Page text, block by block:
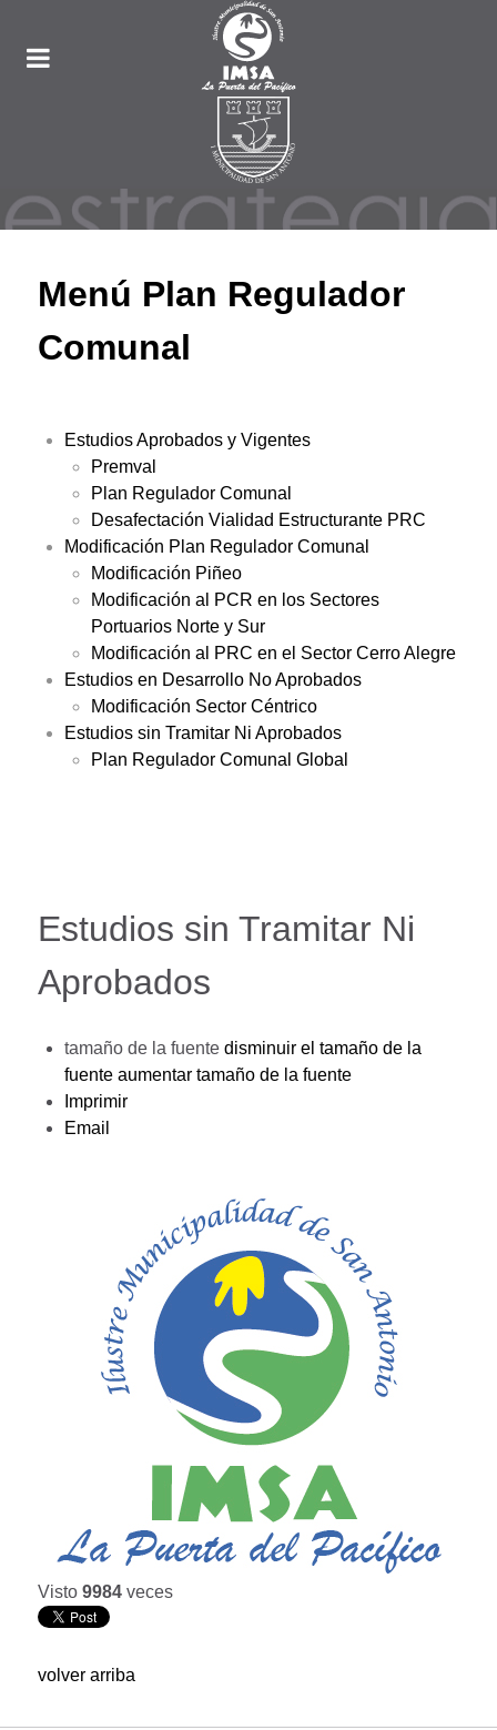
Menú Plan Regulador
Comunal
Estudios Aprobados y Vigentes
Premval
Plan Regulador Comunal
Desafectación Vialidad Estructurante PRC
Modificación Plan Regulador Comunal
Modificación Piñeo
Modificación al PCR en los Sectores
Portuarios Norte y Sur
Modificación al PRC en el Sector Cerro Alegre
Estudios en Desarrollo No Aprobados
Modificación Sector Céntrico
Estudios sin Tramitar Ni Aprobados
Plan Regulador Comunal Global
Estudios sin Tramitar Ni
Aprobados
tamaño de la fuente disminuir el tamaño de la
fuente aumentar tamaño de la fuente
Imprimir
Email
Visto 9984 veces
volver arriba